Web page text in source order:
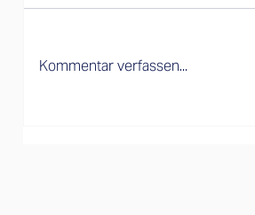
Kommentar verfassen...